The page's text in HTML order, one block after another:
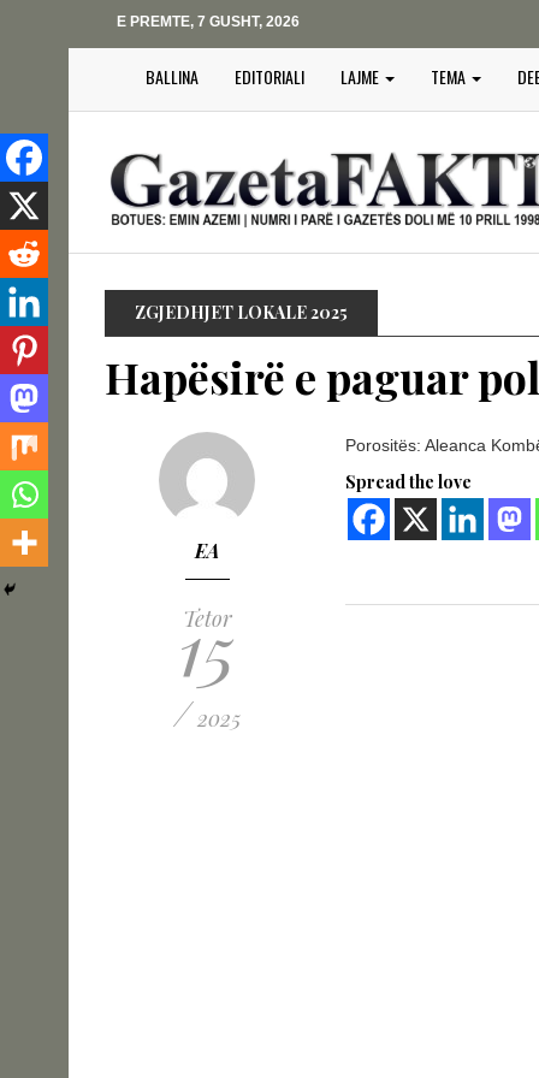
E PREMTE, 7 GUSHT, 2026
BALLINA EDITORIALI LAJME TEMA
ZGJEDHJET LOKALE 2025
Hapësirë e paguar
EA
Tetor
15
/ 2025
Porositës: Aleanca
Spread the love